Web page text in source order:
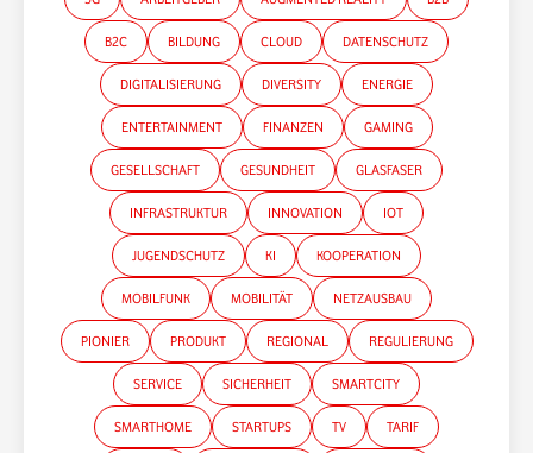
B2C BILDUNG CLOUD DATENSCHUTZ
DIGITALISIERUNG DIVERSITY ENERGIE
ENTERTAINMENT FINANZEN GAMING
GESELLSCHAFT GESUNDHEIT GLASFASER
INFRASTRUKTUR INNOVATION IOT
JUGENDSCHUTZ KI KOOPERATION
MOBILFUNK MOBILITÄT NETZAUSBAU
PIONIER PRODUKT REGIONAL REGULIERUNG
SERVICE SICHERHEIT SMARTCITY
SMARTHOME STARTUPS TV TARIF